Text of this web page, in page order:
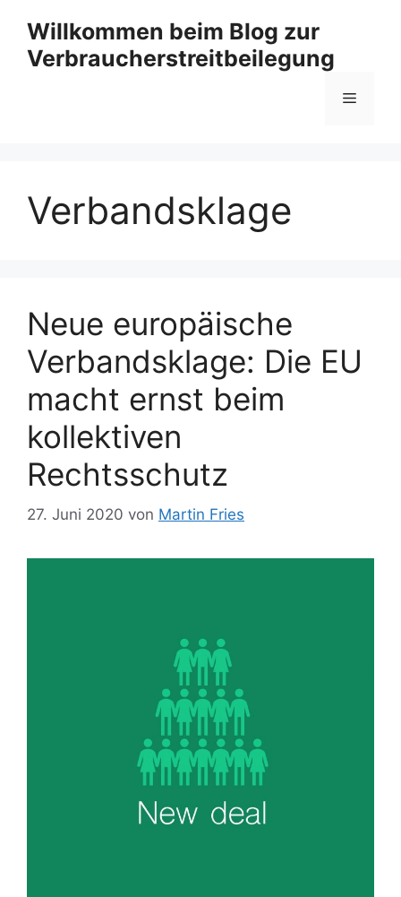
Inhalt
springen
Willkommen beim Blog zur
Verbraucherstreitbeilegung
Menü
Verbandsklage
Neue europäische
Verbandsklage: Die EU
macht ernst beim
kollektiven
Rechtsschutz
27. Juni 2020 von Martin Fries